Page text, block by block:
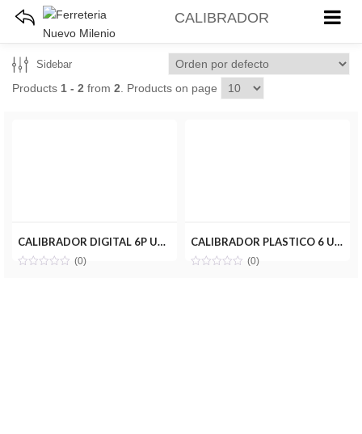
CALIBRADOR
Sidebar
Products 1 - 2 from 2 . Products on page
CALIBRADOR DIGITAL 6P UYUSTOOLS CLD006
(0)
CALIBRADOR PLASTICO 6 UYUSTOOLS CLP06U
(0)